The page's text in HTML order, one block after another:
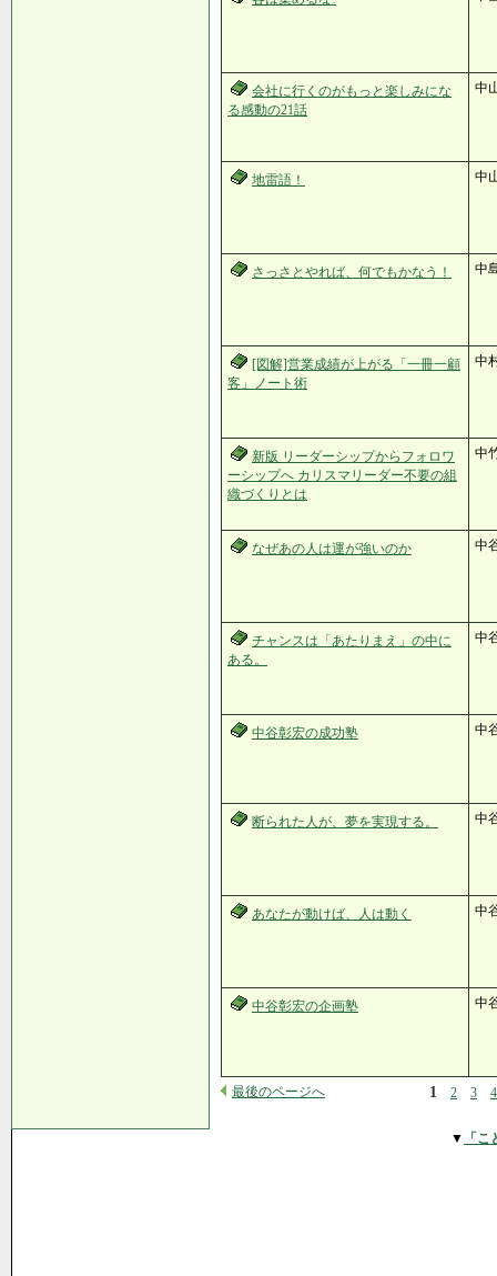
会社に行くのがもっと楽しみにな
る感動の21話
中
地雷語！ 中
さっさとやれば、何でもかなう！ 中
[図解]営業成績が上がる「一冊一顧
客」ノート術
中
新版 リーダーシップからフォロワ
ーシップへ カリスマリーダー不要の組
織づくりとは
中
なぜあの人は運が強いのか 中
チャンスは「あたりまえ」の中に
ある。
中
中谷彰宏の成功塾 中
断られた人が、夢を実現する。 中
あなたが動けば、人は動く 中
中谷彰宏の企画塾 中
最後のページへ 1 2 3 4
▼ 「